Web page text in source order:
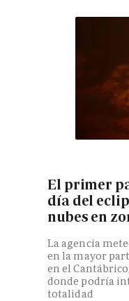
El primer
día del
nubes en
La agencia
en la mayor
en el
donde podría
totalidad